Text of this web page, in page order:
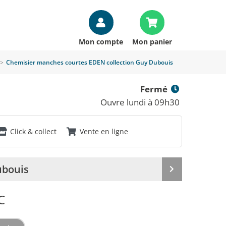
Mon compte Mon panier
> Chemisier manches courtes EDEN collection Guy Dubouis
Fermé
Ouvre lundi à 09h30
Click & collect Vente en ligne
Produit
suivant